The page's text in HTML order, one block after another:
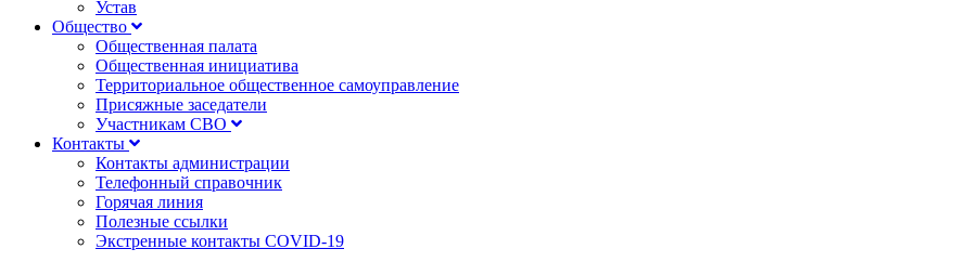
Устав
Общество
Общественная палата
Общественная инициатива
Территориальное общественное самоуправление
Присяжные заседатели
Участникам СВО
Контакты
Контакты администрации
Телефонный справочник
Горячая линия
Полезные ссылки
Экстренные контакты COVID-19